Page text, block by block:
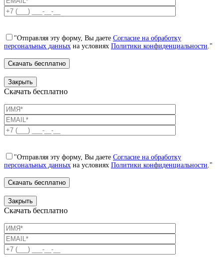
"Отправляя эту форму, Вы даете Согласие на обработку
персональных данных на условиях Политики конфиденциальности."
Закрыть
Скачать бесплатно
"Отправляя эту форму, Вы даете Согласие на обработку
персональных данных на условиях Политики конфиденциальности."
Закрыть
Скачать бесплатно